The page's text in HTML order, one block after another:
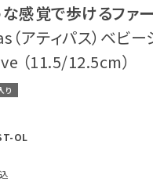
感覚で歩けるファ
アティパス）ベビー
（11.5/12.5cm）
り
OL